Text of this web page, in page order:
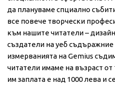
да плануваме спциално
все повече творчески
към нашите читатели –
създатели на уеб
измерванията на Gemius
читатели имаме на възраст
им заплата е над 1000 лева и